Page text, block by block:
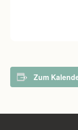
Zum